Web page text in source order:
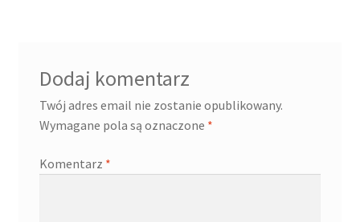
Dodaj komentarz
Twój adres email nie zostanie opublikowany.
Wymagane pola są oznaczone *
Komentarz *